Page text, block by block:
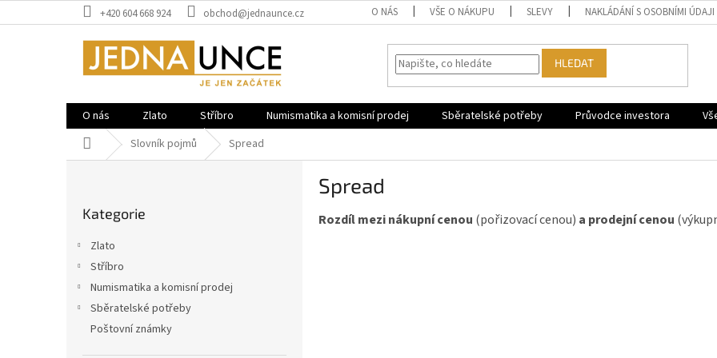
na
+420 604 668 924 obchod@jednaunce.cz O NÁS VŠE O NÁKUPU SLEVY NAKLÁDÁNÍ S OSOBNÍMI ÚDAJI
HLEDAT
O nás Zlato Stříbro Numismatika a komisní prodej Sběratelské potřeby Průvodce investora
Domů Slovník pojmů Spread
kategorie
Kategorie
Zlato
Stříbro
Numismatika a komisní prodej
Sběratelské potřeby
Poštovní známky
Spread
Rozdíl mezi nákupní cenou (pořizovací cenou) a prodejní cenou